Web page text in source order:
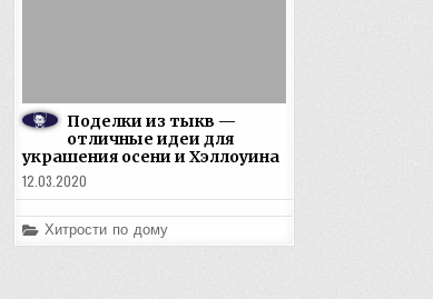
Поделки из тыкв —
отличные идеи для
украшения осени и Хэллоуина
12.03.2020
Posted
in
Хитрости по дому